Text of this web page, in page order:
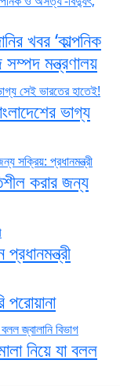
খবর ‘কাল্পনিক
মন্ত্রণালয়
ভাগ্য
করার জন্য
পরোয়ানা
নিয়ে যা বলল